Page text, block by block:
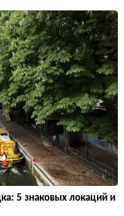
5 знаковых локаций и